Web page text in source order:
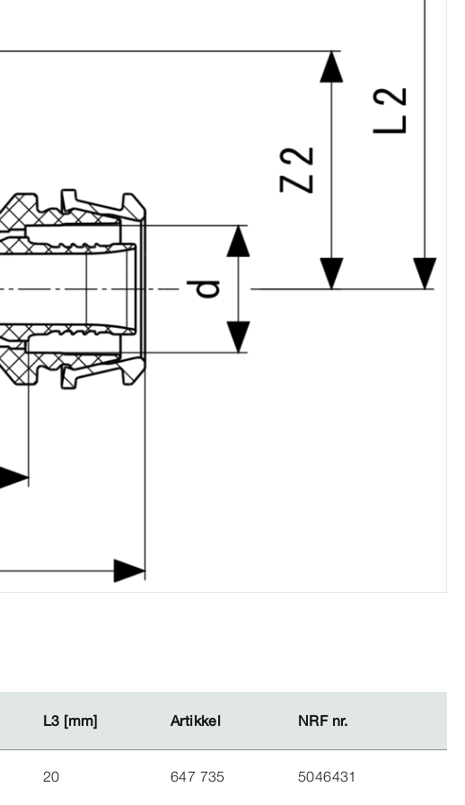
L3 [mm] Artikkel NRF nr.
L3 [mm] Artikkel NRF nr.
20 647 735 5046431